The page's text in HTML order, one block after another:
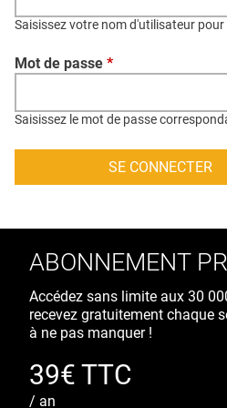
CONTACT
CRÉDITS
Saisissez votre nom d'utilisateur pour
Mot de passe *
Saisissez le mot de passe
ABONNEMENT
Accédez sans limite aux 30
recevez gratuitement chaque
à ne pas manquer !
39€ TTC
/ an